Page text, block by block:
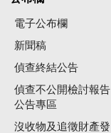
電子公布欄
新聞稿
偵查終結公告
偵查不公開檢討報告
公告專區
沒收物及追徵財產發